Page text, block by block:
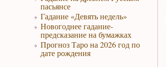
пасьянсе
Гадание «Девять недель»
Новогоднее гадание-
предсказание на бумажках
Прогноз Таро на 2026 год по
дате рождения